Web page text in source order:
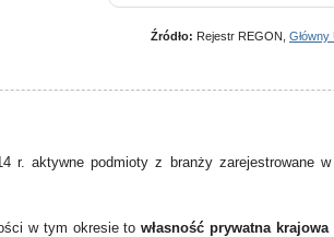
pozostałe
Źródło: Rejestr REGON,
r. aktywne podmioty z branży zarejestrowane w
w tym okresie towłasność prywatna krajowa